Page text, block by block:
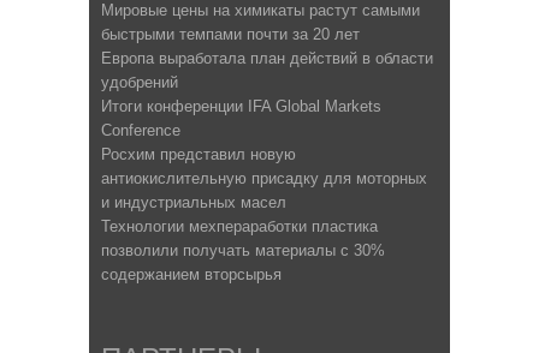
Мировые цены на химикаты растут самыми
быстрыми темпами почти за 20 лет
Европа выработала план действий в области
удобрений
Итоги конференции IFA Global Markets
Conference
Росхим представил новую
антиокислительную присадку для моторных
и индустриальных масел
Технологии мехпераработки пластика
позволили получать материалы с 30%
содержанием вторсырья